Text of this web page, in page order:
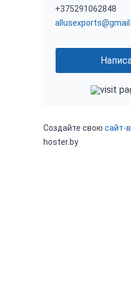
+375291062848
Создайте свою сайт-
hoster.by